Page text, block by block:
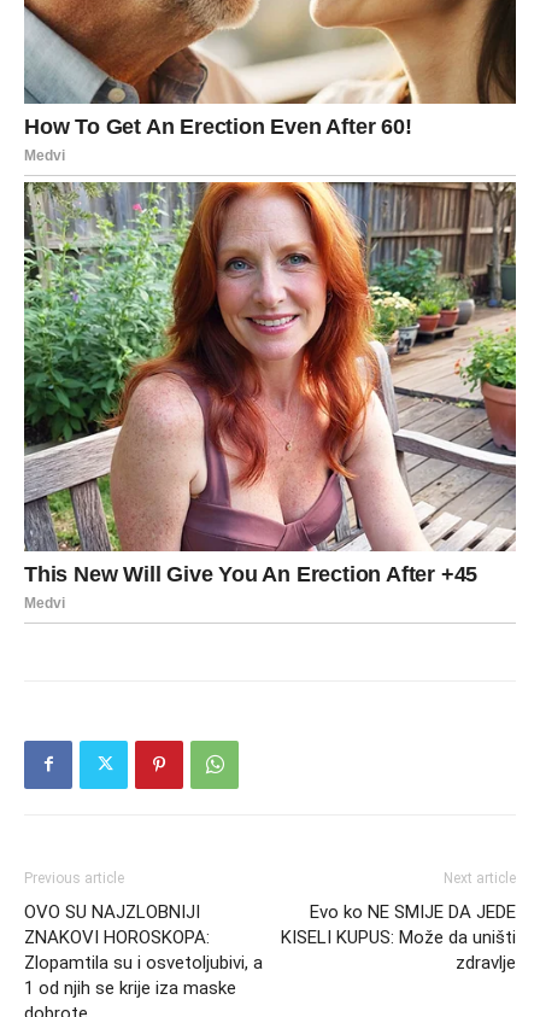
Previous article
OVO SU NAJZLOBNIJI
ZNAKOVI HOROSKOPA:
Zlopamtila su i osvetoljubivi, a
1 od njih se krije iza maske
Next article
Evo ko NE SMIJE DA JEDE
KISELI KUPUS: Može da uništi
zdravlje